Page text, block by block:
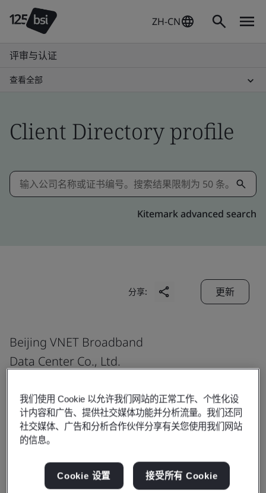
ZH-CN
评审与认证
查看全部
Client Directory profile
Kitemark advanced search
分享: 更新
Beijing VNET Broadband
Data Center Co., Ltd.
Elec & Eltek Park
No. 388, Lianyun Road
Economic Development Zone
我们使用 Cookie 以允许我们网站的正常工作、个性化设
计内容和广告、提供社交媒体功能并分析流量。我们还同
社交媒体、广告和分析合作伙伴分享有关您使用我们网站
的信息。
Cookie 设置 接受所有 Cookie